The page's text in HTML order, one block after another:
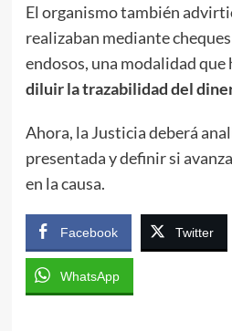
El organismo también
realizaban mediante
endosos, una modalidad
diluir la trazabilidad del
Ahora, la Justicia deberá
presentada y definir si
en la causa.
Facebook Twitter
WhatsApp